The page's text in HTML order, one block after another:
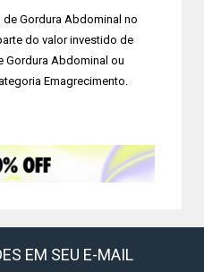
Gordura Abdominal no
do valor investido de
Gordura Abdominal ou
Emagrecimento.
EM SEU E-MAIL